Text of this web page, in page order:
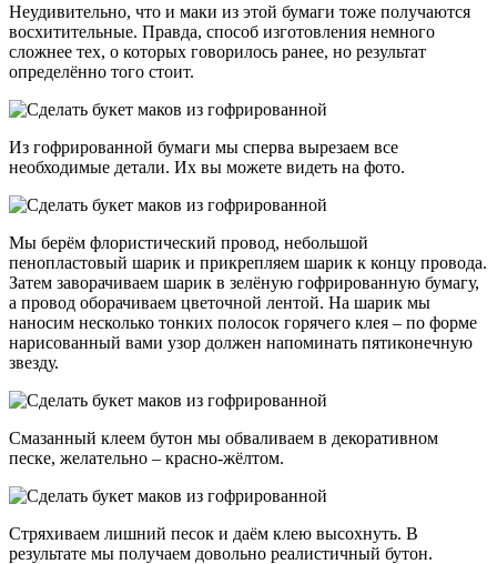
Неудивительно, что и маки из этой бумаги тоже получаются
восхитительные. Правда, способ изготовления немного
сложнее тех, о которых говорилось ранее, но результат
определённо того стоит.
Из гофрированной бумаги мы сперва вырезаем все
необходимые детали. Их вы можете видеть на фото.
Мы берём флористический провод, небольшой
пенопластовый шарик и прикрепляем шарик к концу провода.
Затем заворачиваем шарик в зелёную гофрированную бумагу,
а провод оборачиваем цветочной лентой. На шарик мы
наносим несколько тонких полосок горячего клея – по форме
нарисованный вами узор должен напоминать пятиконечную
звезду.
Смазанный клеем бутон мы обваливаем в декоративном
песке, желательно – красно-жёлтом.
Стряхиваем лишний песок и даём клею высохнуть. В
результате мы получаем довольно реалистичный бутон.